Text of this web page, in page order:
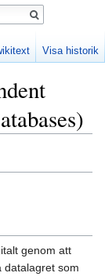
genom att
datalagret som
Visa historik